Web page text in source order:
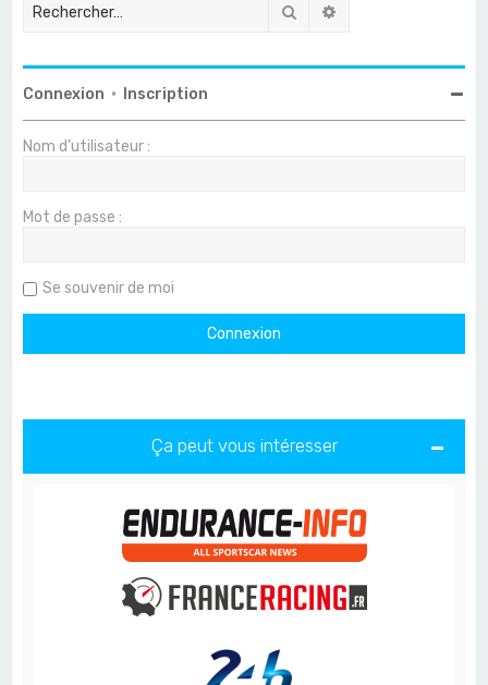
Rechercher
Connexion • Inscription
Nom d’utilisateur :
Mot de passe :
Se souvenir de moi
Ça peut vous intéresser